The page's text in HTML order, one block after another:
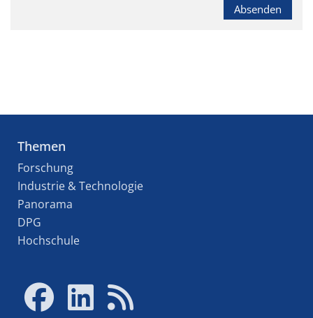
Absenden
Themen
Forschung
Industrie & Technologie
Panorama
DPG
Hochschule